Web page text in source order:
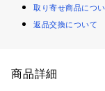
取り寄せ商品につ
返品交換について
商品詳細